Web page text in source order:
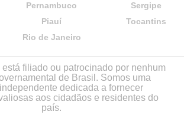
Pernambuco
Piauí
Rio de Janeiro
Sergipe
Tocantins
está filiado ou patrocinado por nenhum
de Brasil. Somos uma
dedicada a fornecer
aos cidadãos e residentes do
país.